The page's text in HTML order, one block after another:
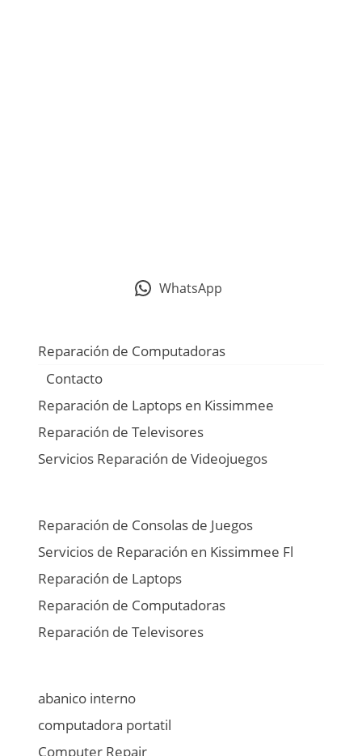
WhatsApp
Reparación de Computadoras
Contacto
Reparación de Laptops en Kissimmee
Reparación de Televisores
Servicios Reparación de Videojuegos
Reparación de Consolas de Juegos
Servicios de Reparación en Kissimmee Fl
Reparación de Laptops
Reparación de Computadoras
Reparación de Televisores
abanico interno
computadora portatil
Computer Repair